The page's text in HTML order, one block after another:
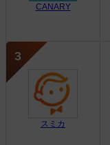
CANARY
スミカ